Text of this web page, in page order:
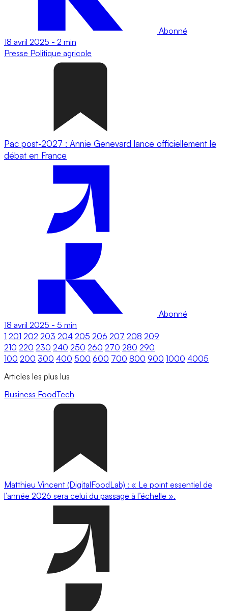
Abonné
18 avril 2025 - 2 min
Presse Politique agricole
Pac post-2027 : Annie Genevard lance officiellement le
débat en France
Abonné
18 avril 2025 - 5 min
1 201 202 203 204 205 206 207 208 209
210 220 230 240 250 260 270 280 290
100 200 300 400 500 600 700 800 900 1000 4005
Articles les plus lus
Business FoodTech
Matthieu Vincent (DigitalFoodLab) : « Le point essentiel de
l’année 2026 sera celui du passage à l’échelle ».